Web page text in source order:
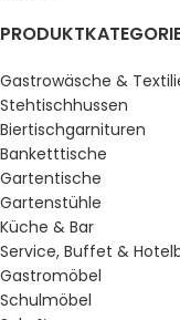
Gastrowäsche &
Stehtischhussen
Biertischgarnituren
Banketttische
Gartentische
Gartenstühle
Küche & Bar
Service, Buffet &
Gastromöbel
Schulmöbel